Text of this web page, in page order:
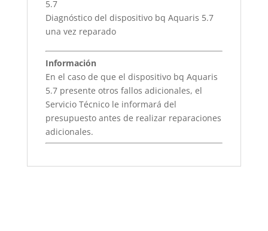
5.7
Diagnóstico del dispositivo bq Aquaris 5.7
una vez reparado
Información
En el caso de que el dispositivo bq Aquaris
5.7 presente otros fallos adicionales, el
Servicio Técnico le informará del
presupuesto antes de realizar reparaciones
adicionales.